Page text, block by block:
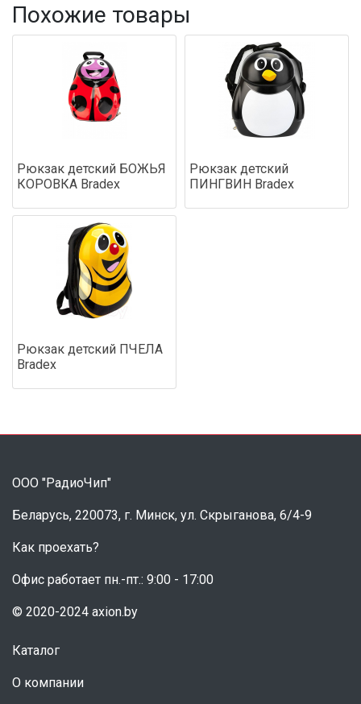
Похожие товары
Рюкзак детский БОЖЬЯ
КОРОВКА Bradex
Рюкзак детский
ПИНГВИН Bradex
Рюкзак детский ПЧЕЛА
Bradex
ООО "РадиоЧип"
Беларусь, 220073, г. Минск, ул. Скрыганова, 6/4-9
Как проехать?
Офис работает пн.-пт.: 9:00 - 17:00
© 2020-2024 axion.by
Каталог
О компании